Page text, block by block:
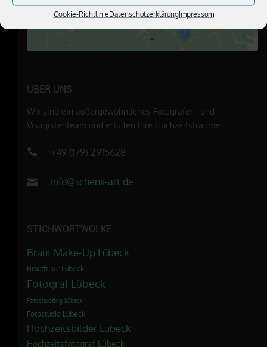
Cookie-RichtlinieDatenschutzerklärungImpressum
ÜBER UNS
Wir sind ein außergewöhnliches Fotografen- und
Visagistenteam und erfüllen Ihre Hochzeitsträume
+49 (179) 2915628
info@schenk-art.de
STICHWORTWOLKE
Braut Make-Up Lübeck
Brautfrisur Lübeck
Fotograf Lübeck
Fotoshooting Lübeck
Fotostudio Lübeck
Hochzeitsbilder Lübeck
Hochzeitsfotograf Lübeck